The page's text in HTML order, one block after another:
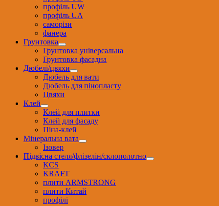
профіль UW
профіль UА
саморізи
фанера
Грунтовка
Грунтовка універсальна
Грунтовка фасадна
Дюбелі/цвяхи
Дюбель для вати
Дюбель для пінопласту
Цвяхи
Клей
Клей для плитки
Клей для фасаду
Піна-клей
Мінеральна вата
Ізовер
Підвісна стеля/флізелін/склополотно
KCS
KRAFT
плити ARMSTRONG
плити Китай
профілі